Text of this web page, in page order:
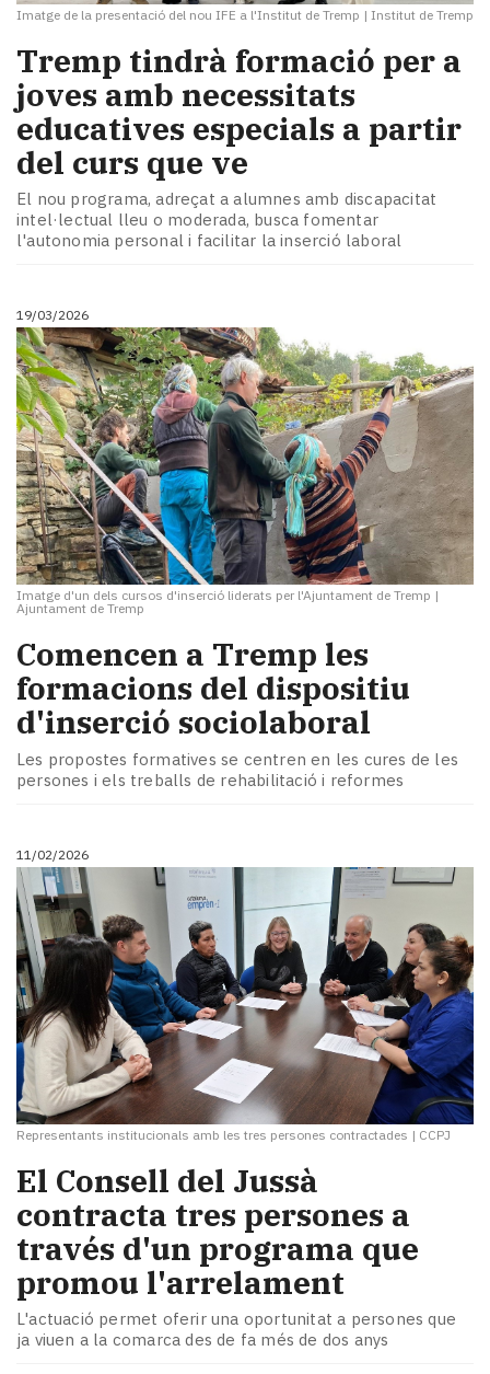
Imatge de la presentació del nou IFE a l'Institut de Tremp | Institut de Tremp
Tremp tindrà formació per a
joves amb necessitats
educatives especials a partir
del curs que ve
El nou programa, adreçat a alumnes amb discapacitat
intel·lectual lleu o moderada, busca fomentar
l'autonomia personal i facilitar la inserció laboral
19/03/2026
Imatge d'un dels cursos d'inserció liderats per l'Ajuntament de Tremp |
Ajuntament de Tremp
Comencen a Tremp les
formacions del dispositiu
d'inserció sociolaboral
Les propostes formatives se centren en les cures de les
persones i els treballs de rehabilitació i reformes
11/02/2026
Representants institucionals amb les tres persones contractades | CCPJ
El Consell del Jussà
contracta tres persones a
través d'un programa que
promou l'arrelament
L'actuació permet oferir una oportunitat a persones que
ja viuen a la comarca des de fa més de dos anys